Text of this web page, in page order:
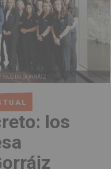
los
DE GORRÁIZ